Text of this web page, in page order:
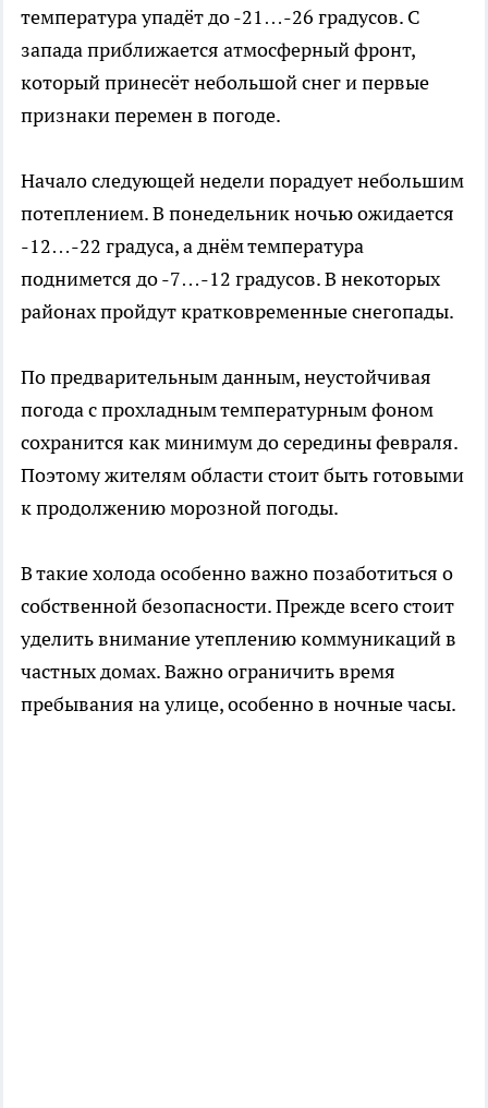
температура упадёт до -21…-26 градусов. С
запада приближается атмосферный фронт,
который принесёт небольшой снег и первые
признаки перемен в погоде.
Начало следующей недели порадует небольшим
потеплением. В понедельник ночью ожидается
-12…-22 градуса, а днём температура
поднимется до -7…-12 градусов. В некоторых
районах пройдут кратковременные снегопады.
По предварительным данным, неустойчивая
погода с прохладным температурным фоном
сохранится как минимум до середины февраля.
Поэтому жителям области стоит быть готовыми
к продолжению морозной погоды.
В такие холода особенно важно позаботиться о
собственной безопасности. Прежде всего стоит
уделить внимание утеплению коммуникаций в
частных домах. Важно ограничить время
пребывания на улице, особенно в ночные часы.